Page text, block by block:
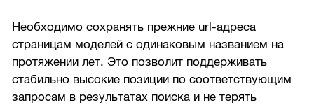
Необходимо сохранять прежние url-адреса
страницам моделей с одинаковым названием на
протяжении лет. Это позволит поддерживать
стабильно высокие позиции по соответствующим
запросам в результатах поиска и не терять